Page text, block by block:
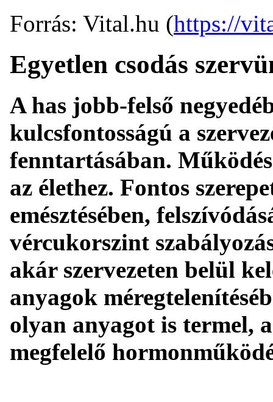
Forrás: Vital.hu (https://
Egyetlen csodás
A has jobb-felső
kulcsfontosságú a
fenntartásában.
az élethez. Fontos
emésztésében,
vércukorszint
akár szervezeten belül
anyagok
olyan anyagot is termel,
megfelelő